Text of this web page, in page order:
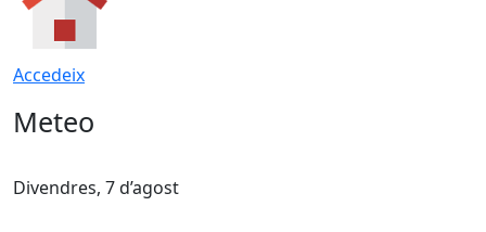
Accedeix
Meteo
Divendres, 7 d’agost